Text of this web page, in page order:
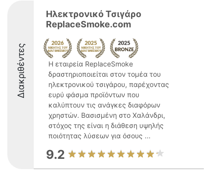
Διακριθέντες
Ηλεκτρονικό Τσιγάρο
ReplaceSmoke.com
Η εταιρεία ReplaceSmoke
δραστηριοποιείται στον τομέα του
ηλεκτρονικού τσιγάρου, παρέχοντας
ευρύ φάσμα προϊόντων που
καλύπτουν τις ανάγκες διαφόρων
χρηστών. Βασισμένη στο Χαλάνδρι,
στόχος της είναι η διάθεση υψηλής
ποιότητας λύσεων για όσους ...
9.2